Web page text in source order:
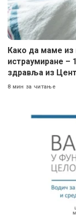
Како да маме
истраумиране –
здравља из
8 мин за читање